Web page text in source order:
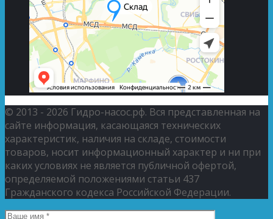
© 2013 - 2026 Гидро-насос.рф. Вся представленная на
сайте информация, касающаяся технических
характеристик, наличия на складе, стоимости
товаров, носит информационный характер и ни при
каких условиях не является публичной офертой,
определяемой положениями статьи 437
Гражданского кодекса Российской Федерации.